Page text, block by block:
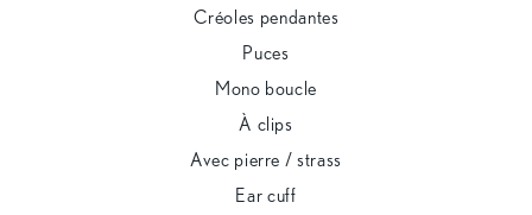
Créoles pendantes
Puces
Mono boucle
À clips
Avec pierre / strass
Ear cuff